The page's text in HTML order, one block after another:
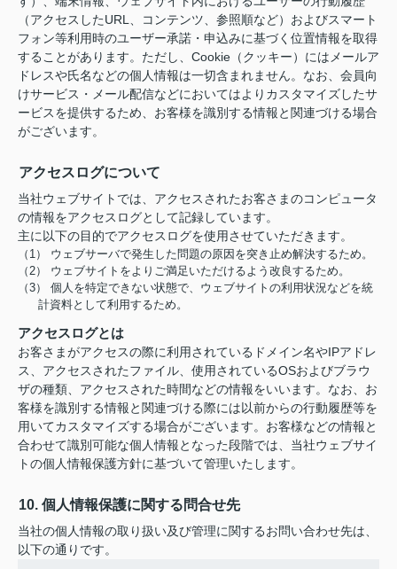
（アクセスしたURL、コンテンツ、参照順など）およびスマート
フォン等利用時のユーザー承諾・申込みに基づく位置情報を取得
することがあります。ただし、Cookie（クッキー）にはメールア
ドレスや氏名などの個人情報は一切含まれません。なお、会員向
けサービス・メール配信などにおいてはよりカスタマイズしたサ
ービスを提供するため、お客様を識別する情報と関連づける場合
がございます。
アクセスログについて
当社ウェブサイトでは、アクセスされたお客さまのコンピュータ
の情報をアクセスログとして記録しています。
主に以下の目的でアクセスログを使用させていただきます。
（1） ウェブサーバで発生した問題の原因を突き止め解決するため。
（2） ウェブサイトをよりご満足いただけるよう改良するため。
（3） 個人を特定できない状態で、ウェブサイトの利用状況などを統
計資料として利用するため。
アクセスログとは
お客さまがアクセスの際に利用されているドメイン名やIPアドレ
ス、アクセスされたファイル、使用されているOSおよびブラウ
ザの種類、アクセスされた時間などの情報をいいます。なお、お
客様を識別する情報と関連づける際には以前からの行動履歴等を
用いてカスタマイズする場合がございます。お客様などの情報と
合わせて識別可能な個人情報となった段階では、当社ウェブサイ
トの個人情報保護方針に基づいて管理いたします。
10. 個人情報保護に関する問合せ先
当社の個人情報の取り扱い及び管理に関するお問い合わせ先は、
以下の通りです。